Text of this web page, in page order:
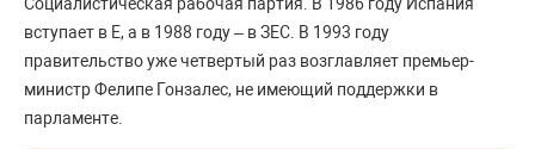
вступает в Е, а в 1988 году – в ЗЕС. В 1993 году
правительство уже четвертый раз возглавляет премьер-
министр Фелипе Гонзалес, не имеющий поддержки в
парламенте.